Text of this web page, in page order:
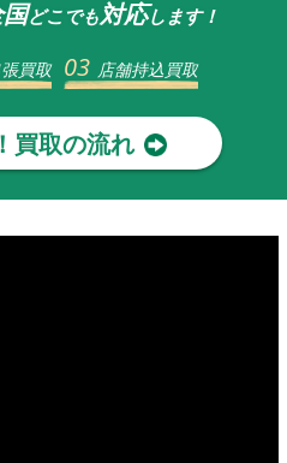
どこでも対応します！
買取 03 店舗持込買取
買取の流れ